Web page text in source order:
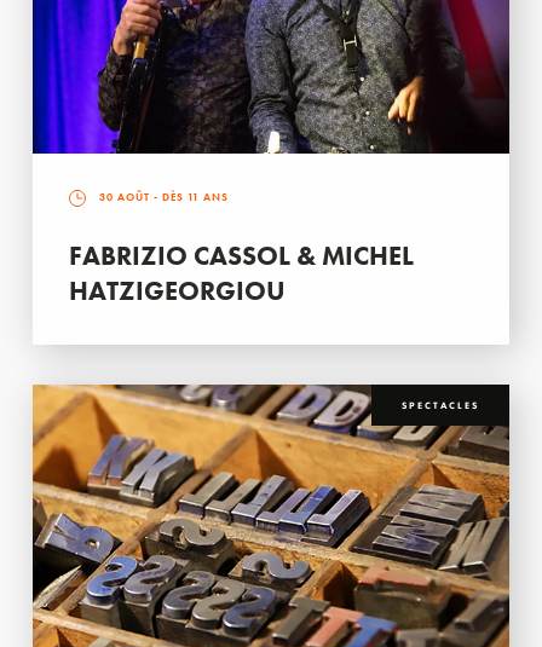
30 AOÛT - DÈS 11 ANS
FABRIZIO CASSOL & MICHEL
HATZIGEORGIOU
SPECTACLES